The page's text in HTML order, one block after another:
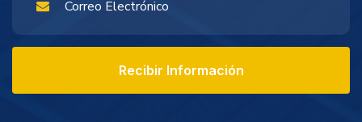
Recibir Información